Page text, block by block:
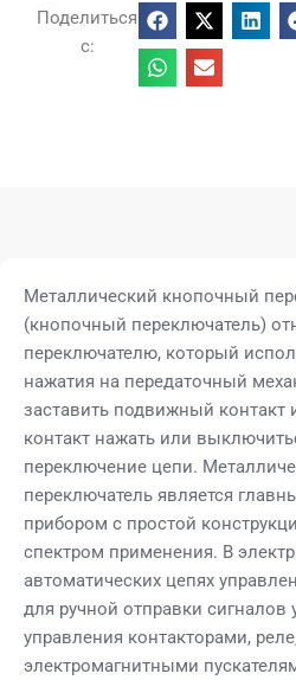
Поделиться
с:
Металлический кнопочный
(кнопочный переключатель)
переключателю, который
нажатия на передаточный
заставить подвижный контакт
контакт нажать или
переключение цепи.
переключатель является
прибором с простой
спектром применения. В
автоматических цепях
для ручной отправки сигналов
управления контакторами,
электромагнитными